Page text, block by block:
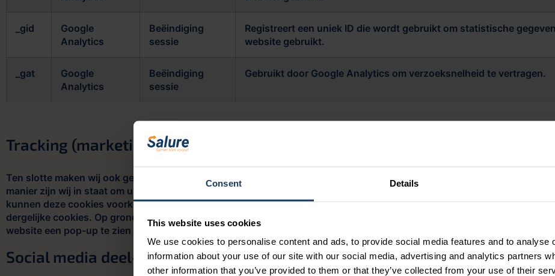
Consent Details
This website uses cookies
We use cookies to personalise content and ads, to provide social media features and to analyse
information about your use of our site with our social media, advertising and analytics partners
other information that you’ve provided to them or that they’ve collected from your use of their
_gid
Google
Analytics
Beëindiging
sessie
Registreert een uniek ID die wordt gebruikt om statistische
website gebruikt.
_gat
Google
Analytics
Beëindiging
sessie
Gebruikt door Google Analytics om verzoeksnelheid te vertragen.
Tracking (marketing) cookies
Ten slotte maken wij ook gebruik van tracking cookies. Deze cookies worden binnen onze site gebruikt om het
manier zijn wij in staat om u passende en gerichte aanbiedingen te doen. Deze advertenties worden zo waardevoller
kunnen deze cookies voorkomen dat dezelfde advertentie voortdurend verschijnt. Onder andere Google Ads, Hotjar
dergelijke cookies. Op grond van de wet is voor het bijhouden van deze cookies uw toestemming vereist. Daarom
website een pop-up te zien waarbij wij u informeren over het gebruik van deze cookies en uw toestemming vragen.
Social media deel-knoppen